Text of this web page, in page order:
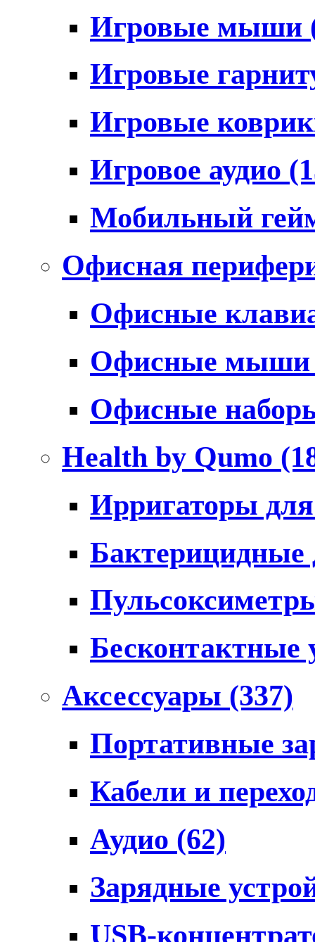
Игровые мыши
Игровые
Игровые
Игровое аудио
Мобильный
Офисная
Офисные
Офисные
Офисные
Health by Qumo
Ирригаторы
Бесконтактные
Аксессуары (337)
Портативные
Кабели и
Аудио (62)
Зарядные
USB-